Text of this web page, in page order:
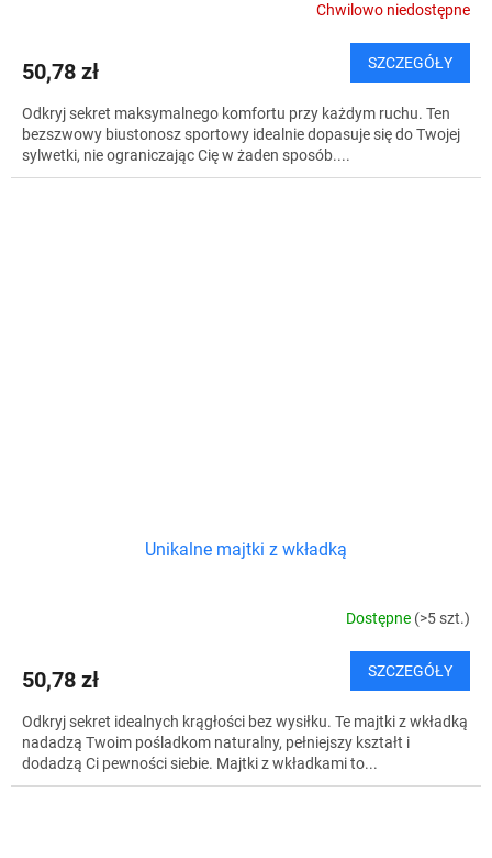
Chwilowo niedostępne
50,78 zł SZCZEGÓŁY
Odkryj sekret maksymalnego komfortu przy każdym ruchu. Ten
bezszwowy biustonosz sportowy idealnie dopasuje się do Twojej
sylwetki, nie ograniczając Cię w żaden sposób....
Unikalne majtki z wkładką
Dostępne (>5 szt.)
50,78 zł SZCZEGÓŁY
Odkryj sekret idealnych krągłości bez wysiłku. Te majtki z wkładką
nadadzą Twoim pośladkom naturalny, pełniejszy kształt i
dodadzą Ci pewności siebie. Majtki z wkładkami to...